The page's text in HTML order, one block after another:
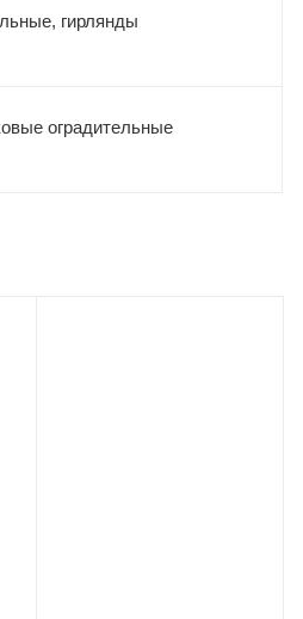
гирлянды
оградительные